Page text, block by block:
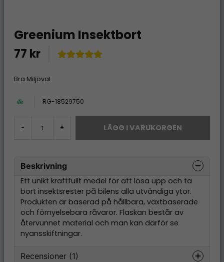
Greenium Insektbort
77 kr
Bra Miljöval
RG-18529750
- + LÄGG I VARUKORGEN
Beskrivning
Ett unikt kraftfullt medel för att lösa upp och ta
bort insektsrester på bilens alla utvändiga ytor.
Produkten är baserad på hållbara, växtbaserade
och förnyelsebara råvaror. Flaskan består av
återvunnet material och man kan därför se
nyansskiftningar.
Recensioner (1)